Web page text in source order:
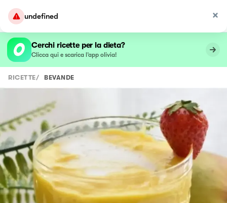
undefined
Cerchi ricette per la dieta?
Clicca qui e scarica l’app olivia!
RICETTE/ BEVANDE